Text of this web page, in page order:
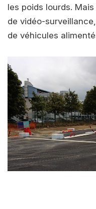
les poids lourds.
de vidéo-
de véhicules